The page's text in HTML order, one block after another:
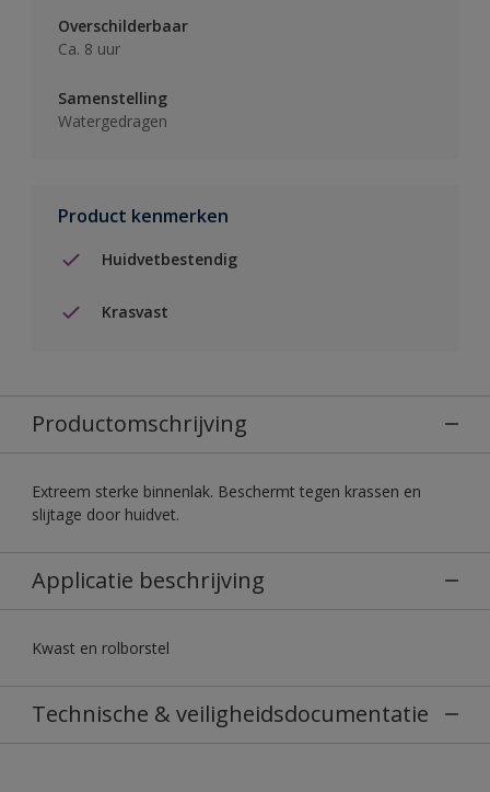
Overschilderbaar
Ca. 8 uur
Samenstelling
Watergedragen
Product kenmerken
Huidvetbestendig
Krasvast
Productomschrijving
Extreem sterke binnenlak. Beschermt tegen krassen en
slijtage door huidvet.
Applicatie beschrijving
Kwast en rolborstel
Technische & veiligheidsdocumentatie